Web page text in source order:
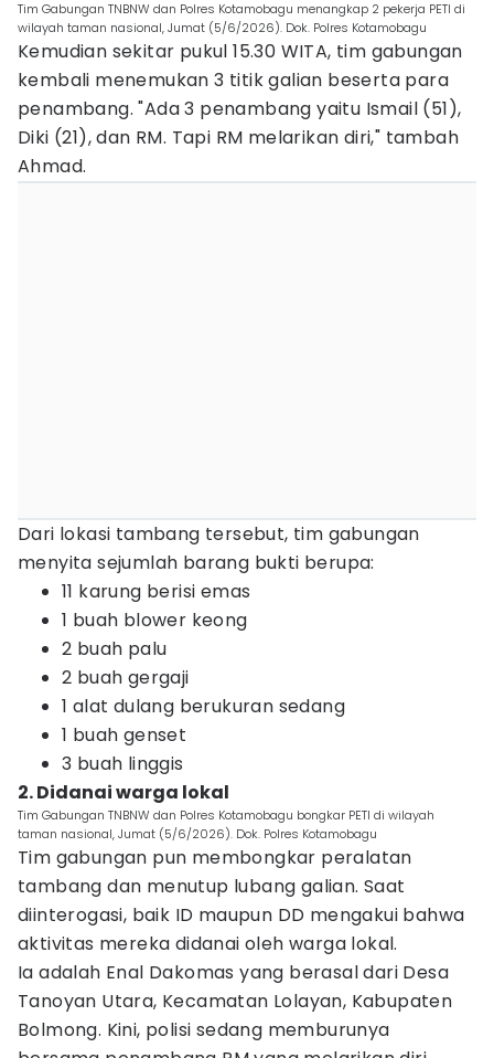
Tim Gabungan TNBNW dan Polres Kotamobagu menangkap 2 pekerja PETI di
wilayah taman nasional, Jumat (5/6/2026). Dok. Polres Kotamobagu
Kemudian sekitar pukul 15.30 WITA, tim gabungan
kembali menemukan 3 titik galian beserta para
penambang. "Ada 3 penambang yaitu Ismail (51),
Diki (21), dan RM. Tapi RM melarikan diri," tambah
Ahmad.
Dari lokasi tambang tersebut, tim gabungan
menyita sejumlah barang bukti berupa:
11 karung berisi emas
1 buah blower keong
2 buah palu
2 buah gergaji
1 alat dulang berukuran sedang
1 buah genset
3 buah linggis
2. Didanai warga lokal
Tim Gabungan TNBNW dan Polres Kotamobagu bongkar PETI di wilayah
taman nasional, Jumat (5/6/2026). Dok. Polres Kotamobagu
Tim gabungan pun membongkar peralatan
tambang dan menutup lubang galian. Saat
diinterogasi, baik ID maupun DD mengakui bahwa
aktivitas mereka didanai oleh warga lokal.
Ia adalah Enal Dakomas yang berasal dari Desa
Tanoyan Utara, Kecamatan Lolayan, Kabupaten
Bolmong. Kini, polisi sedang memburunya